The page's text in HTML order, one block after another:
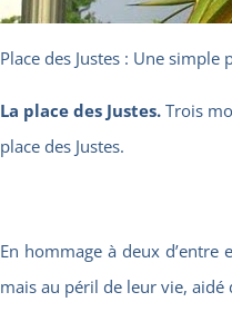
Place des Justes : Une
La place des Justes. Trois
place des Justes.
En hommage à deux d’entre
mais au péril de leur vie, aidé